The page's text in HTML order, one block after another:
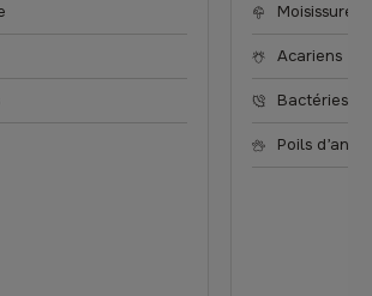
Moisissure
Acariens
Bactéries
Poils